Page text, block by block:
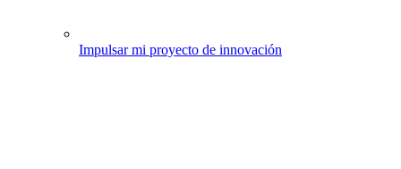
Impulsar mi proyecto de innovación